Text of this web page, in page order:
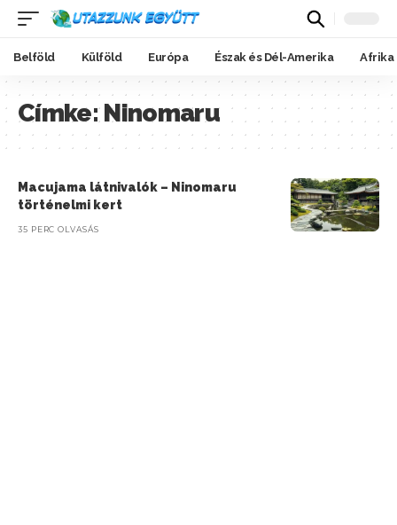
Belföld Külföld Európa Észak és Dél-Amerika Afrika
Címke:Ninomaru
Macujama látnivalók – Ninomaru
történelmi kert
35 PERC OLVASÁS